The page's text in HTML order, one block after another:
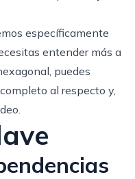
específicamente
entender más a
puedes
al respecto y,